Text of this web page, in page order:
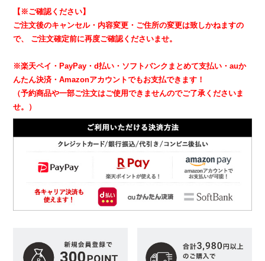
【※ご確認ください】
ご注文後のキャンセル・内容変更・ご住所の変更は致しかねますの
で、
ご注文確定前に再度ご確認くださいませ。
※楽天ペイ・PayPay・d払い・ソフトバンクまとめて支払い・auか
んたん決済・Amazonアカウントでもお支払できます！
（予約商品や一部ご注文はご使用できませんのでご了承くださいま
せ。）